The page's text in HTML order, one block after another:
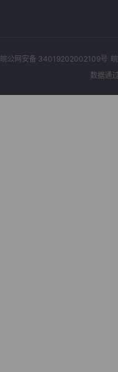
皖公网安备 34019202002109号
数据通